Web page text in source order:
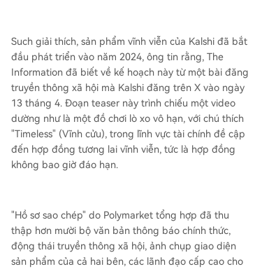
Such giải thích, sản phẩm vĩnh viễn của Kalshi đã bắt
đầu phát triển vào năm 2024, ông tin rằng, The
Information đã biết về kế hoạch này từ một bài đăng
truyền thông xã hội mà Kalshi đăng trên X vào ngày
13 tháng 4. Đoạn teaser này trình chiếu một video
dường như là một đồ chơi lò xo vô hạn, với chú thích
"Timeless" (Vĩnh cửu), trong lĩnh vực tài chính đề cập
đến hợp đồng tương lai vĩnh viễn, tức là hợp đồng
không bao giờ đáo hạn.
"Hồ sơ sao chép" do Polymarket tổng hợp đã thu
thập hơn mười bộ văn bản thông báo chính thức,
động thái truyền thông xã hội, ảnh chụp giao diện
sản phẩm của cả hai bên, các lãnh đạo cấp cao cho